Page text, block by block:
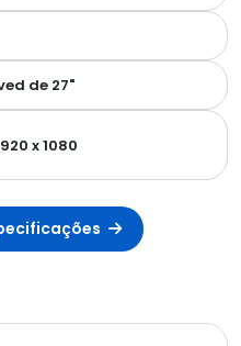
de 27"
x 1080